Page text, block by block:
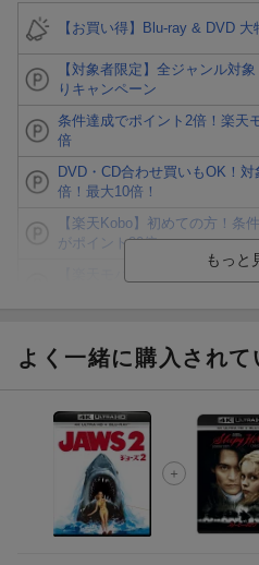
【お買い得】Blu-ray & DVD
【対象者限定】全ジャンル対
りキャンペーン
条件達成でポイント2倍！楽天
倍
DVD・CD合わせ買いもOK！
倍！最大10倍！
【楽天Kobo】初めての方！条
がポイント20倍
ト山分け
Blu-ray・DVDセール・お買い得
エントリー＆3,000円以上購入
ラン）が当たる！
よく一緒に購入されて